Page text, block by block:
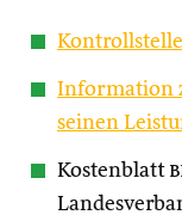
Information
seinen
Kostenblatt